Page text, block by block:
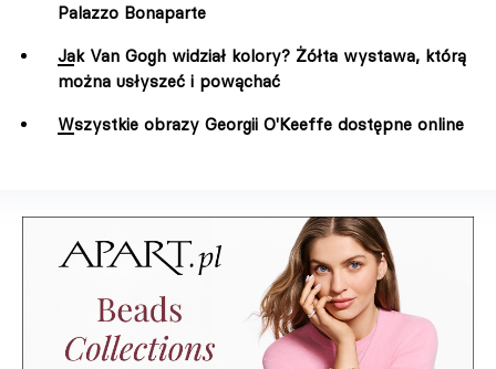
Palazzo Bonaparte
Jak Van Gogh widział kolory? Żółta wystawa, którą
można usłyszeć i powąchać
Wszystkie obrazy Georgii O'Keeffe dostępne online